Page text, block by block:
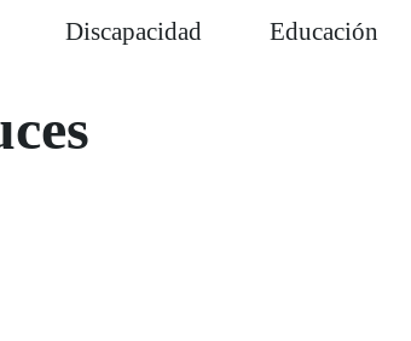
Discapacidad Educación